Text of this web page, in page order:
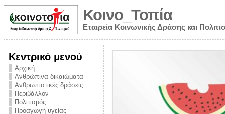
Κοινο_Τοπία
Εταιρεία Κοινωνικής Δράσης και
Κεντρικό μενού
Αρχική
Ανθρώπινα δικαιώματα
Ανθρωπιστικές δράσεις
Περιβάλλον
Πολιτισμός
Προαγωγή υγείας